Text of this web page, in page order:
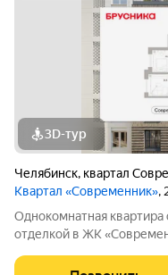
3D-тур
Челябинск, квартал
Квартал «Современник»,
Однокомнатная квартира
отделкой в ЖК
гостиной: 19.47 кв.м. Все